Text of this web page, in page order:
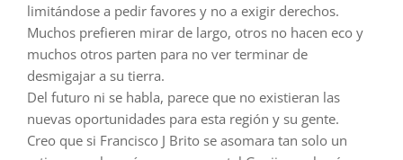
limitándose a pedir favores y no a exigir derechos.
Muchos prefieren mirar de largo, otros no hacen eco y
muchos otros parten para no ver terminar de
desmigajar a su tierra.
Del futuro ni se habla, parece que no existieran las
nuevas oportunidades para esta región y su gente.
Creo que si Francisco J Brito se asomara tan solo un